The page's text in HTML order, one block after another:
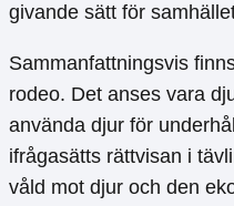
givande sätt för
Sammanfattningsvis
rodeo. Det anses vara
använda djur för
ifrågasätts rättvisan i
våld mot djur och den